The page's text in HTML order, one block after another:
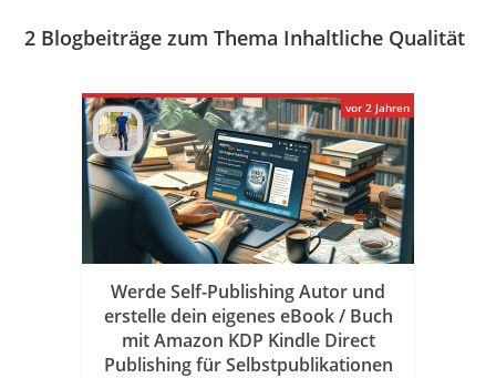
2 Blogbeiträge zum Thema Inhaltliche Qualität
Werde Self-Publishing Autor und
erstelle dein eigenes eBook / Buch
mit Amazon KDP Kindle Direct
Publishing für Selbstpublikationen
vor 2 Jahren